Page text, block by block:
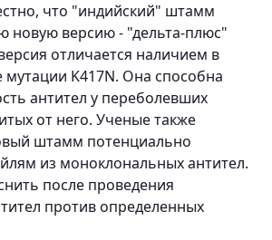
что "индийский" штамм
новую версию - "дельта-плюс"
отличается наличием в
мутации K417N. Она способна
антител у переболевших
от него. Ученые также
штамм потенциально
из моноклональных антител.
после проведения
против определенных